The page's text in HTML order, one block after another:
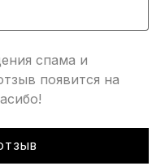
спама и
появится на